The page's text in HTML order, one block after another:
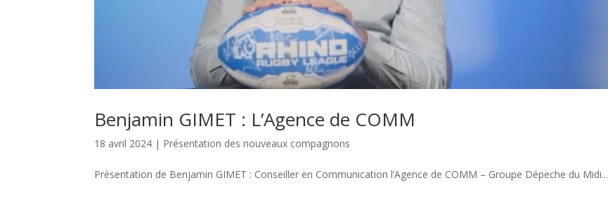
Benjamin GIMET : L’Agence de COMM
18 avril 2024 | Présentation des nouveaux compagnons
Présentation de Benjamin GIMET : Conseiller en Communication l’Agence de COMM – Groupe Dépeche du Midi...